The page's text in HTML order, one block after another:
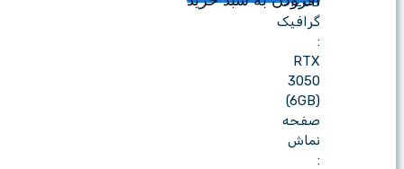
گرافیک
RTX
3050
(6GB)
صفحه
نماش